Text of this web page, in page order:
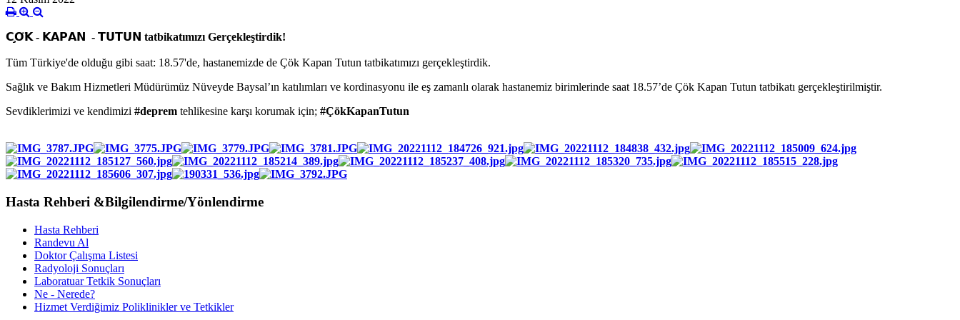
𝗖𝗢𝗞 - 𝗞𝗔𝗣𝗔𝗡 - 𝗧𝗨𝗧𝗨𝗡 tatbikatımızı Gerçekleştirdik!
Tüm Türkiye'de olduğu gibi saat: 18.57'de, hastanemizde de Çök Kapan Tutun tatbikatımızı gerçekleştirdik.
Sağlık ve Bakım Hizmetleri Müdürümüz Nüveyde Baysal’ın katılımları ve kordinasyonu ile eş zamanlı olarak hastanemiz birimlerinde saat 18.57’de Çök Kapan Tutun tatbikatı gerçekleştirilmiştir.
Sevdiklerimizi ve kendimizi #deprem tehlikesine karşı korumak için; #ÇökKapanTutun
Hasta Rehberi &Bilgilendirme/Yönlendirme
Hasta Rehberi
Randevu Al
Doktor Çalışma Listesi
Radyoloji Sonuçları
Laboratuar Tetkik Sonuçları
Ne - Nerede?
Hizmet Verdiğimiz Poliklinikler ve Tetkikler